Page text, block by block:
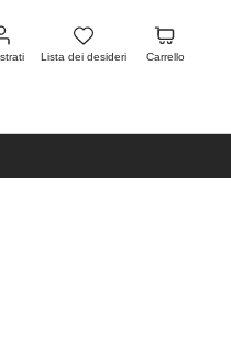
Lista dei desideri
Lista
dei
Carrello
Carrello